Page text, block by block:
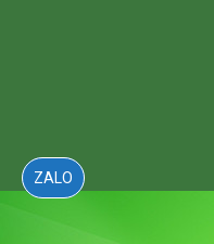
ZALO